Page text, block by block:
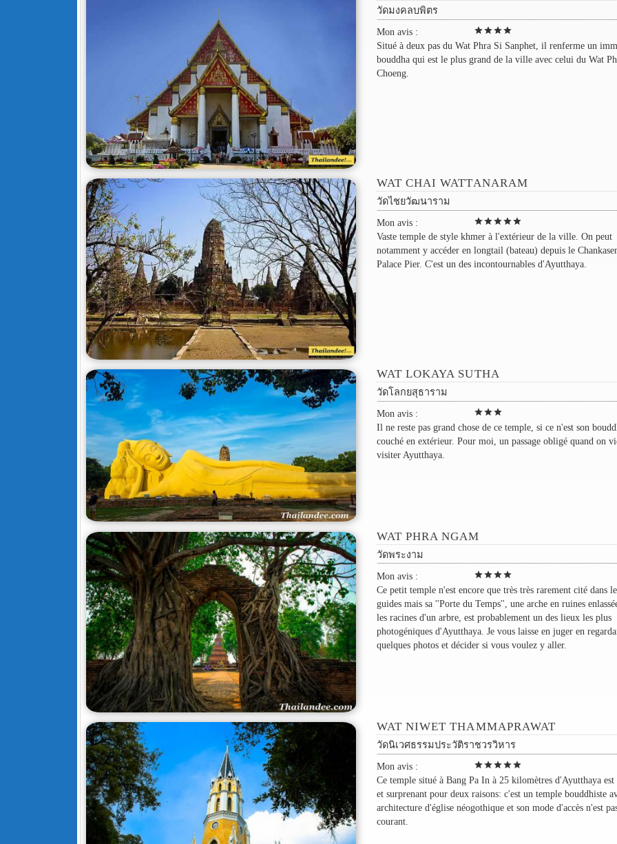
วัดมงคลบพิตร
Mon avis :
starstarstarstar
Situé à deux pas du Wat Phra Si Sanphet, il renferme un
bouddha qui est le plus grand de la ville avec celui du Wat
Choeng.
WAT CHAI WATTANARAM
วัดไชยวัฒนาราม
Mon avis :
starstarstarstarstar
Vaste temple de style khmer à l'extérieur de la ville. On peut
notamment y accéder en longtail (bateau) depuis le
Palace Pier. C'est un des incontournables d'Ayutthaya.
WAT LOKAYA SUTHA
วัดโลกยสุธาราม
Mon avis :
starstarstar
Il ne reste pas grand chose de ce temple, si ce n'est son
couché en extérieur. Pour moi, un passage obligé quand on
visiter Ayutthaya.
WAT PHRA NGAM
วัดพระงาม
Mon avis :
starstarstarstar
Ce petit temple n'est encore que très très rarement cité dans
guides mais sa ''Porte du Temps'', une arche en ruines
les racines d'un arbre, est probablement un des lieux les plus
photogéniques d'Ayutthaya. Je vous laisse en juger en
quelques photos et décider si vous voulez y aller.
WAT NIWET THAMMAPRAWAT
วัดนิเวศธรรมประวัติราชวรวิหาร
Mon avis :
starstarstarstarstar
Ce temple situé à Bang Pa In à 25 kilomètres d'Ayutthaya est
et surprenant pour deux raisons: c'est un temple bouddhiste
architecture d'église néogothique et son mode d'accès n'est
courant.